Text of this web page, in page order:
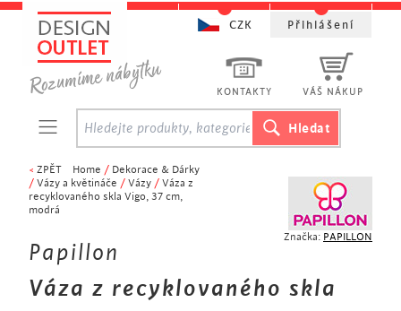
Značka: PAPILLON
< ZPĚT Home / Dekorace & Dárky
/ Vázy a květináče / Vázy / Váza z
recyklovaného skla Vigo, 37 cm,
modrá
Papillon
Váza z recyklovaného skla
KONTAKTY VÁŠ NÁKUP
CZK Přihlášení